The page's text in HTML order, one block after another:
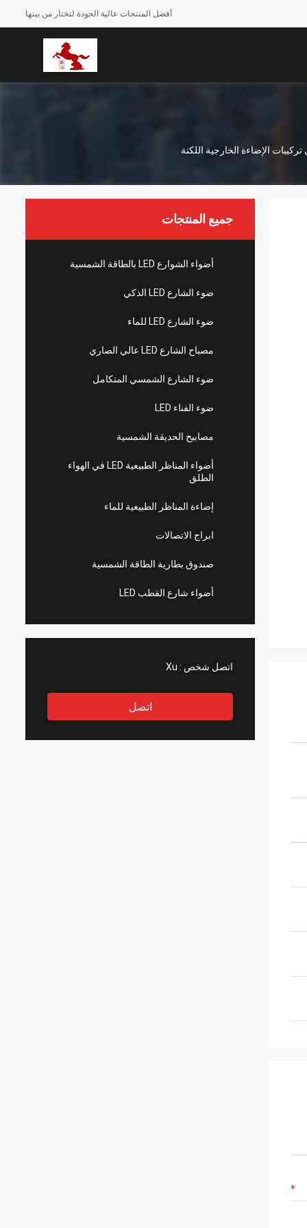
أفضل المنتجات عالية الجودة لتختار من بينها
جميع المنتجات
أضواء الشوارع LED بالطاقة الشمسية
ضوء الشارع LED الذكي
ضوء الشارع LED للماء
مصباح الشارع LED عالي الصاري
ضوء الشارع الشمسي المتكامل
ضوء الفناء LED
مصابيح الحديقة الشمسية
أضواء المناظر الطبيعية LED في الهواء
الطلق
إضاءة المناظر الطبيعية للماء
ابراج الاتصالات
صندوق بطارية الطاقة الشمسية
أضواء شارع القطب LED
اتصل شخص : Xu
اتصل